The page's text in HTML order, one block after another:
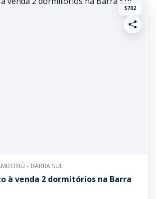
5702
- BARRA SUL
à venda 2 dormitórios na Barra